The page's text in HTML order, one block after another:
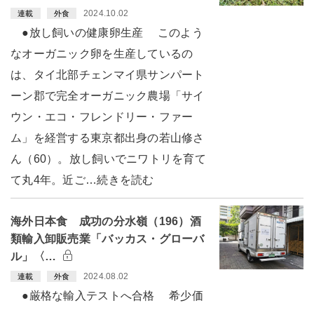
連載 外食 2024.10.02
●放し飼いの健康卵生産 このよう
なオーガニック卵を生産しているの
は、タイ北部チェンマイ県サンパート
ーン郡で完全オーガニック農場「サイ
ウン・エコ・フレンドリー・ファー
ム」を経営する東京都出身の若山修さ
ん（60）。放し飼いでニワトリを育て
て丸4年。近ご…続きを読む
海外日本食 成功の分水嶺（196）酒
類輸入卸販売業「バッカス・グローバ
ル」〈…
連載 外食 2024.08.02
●厳格な輸入テストへ合格 希少価